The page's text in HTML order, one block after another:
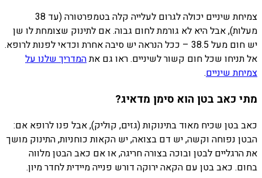
צמיחת שיניים יכולה לגרום לעלייה קלה בטמפרטורה (עד 38
מעלות), אבל היא לא גורמת לחום גבוה. אם לתינוק שצומחת לו שן
יש חום מעל 38.5 – ככל הנראה יש סיבה אחרת וכדאי לפנות לרופא.
אל תניחו שכל חום קשור לשיניים. ראו גם אתהמדריך שלנו על
צמיחת שיניים.
מתי כאב בטן הוא סימן מדאיג?
כאב בטן שכיח מאוד בתינוקות (גזים, קוליק), אבל פנו לרופא אם:
הבטן נפוחה וקשה, יש דם בצואה, יש הקאות כוחניות, התינוק מושך
את הרגליים לבטן ובוכה בצורה חריגה, או אם כאב הבטן מלווה
בחום. כאב בטן עם הקאה ירוקה דורש פנייה מיידית לחדר מיון.